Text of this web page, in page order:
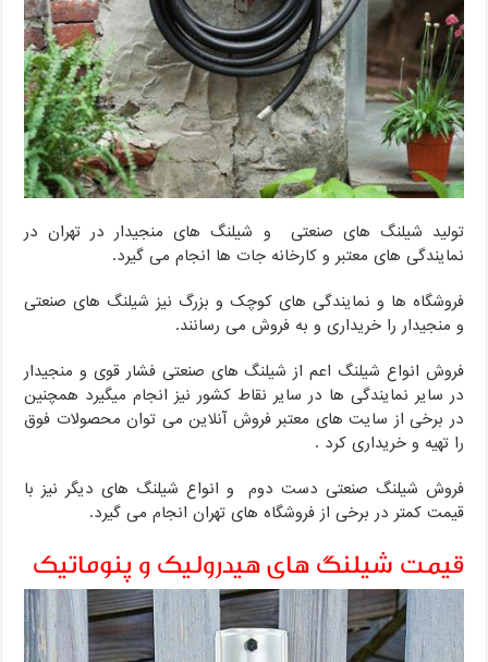
تولید شیلنگ های صنعتی و شیلنگ های منجیدار در تهران در
نمایندگی های معتبر و کارخانه جات ها انجام می گیرد.
فروشگاه ها و نمایندگی های کوچک و بزرگ نیز شیلنگ های صنعتی
و منجیدار را خریداری و به فروش می رسانند.
فروش انواع شیلنگ اعم از شیلنگ های صنعتی فشار قوی و منجیدار
در سایر نمایندگی ها در سایر نقاط کشور نیز انجام میگیرد همچنین
در برخی از سایت های معتبر فروش آنلاین می توان محصولات فوق
را تهیه و خریداری کرد .
فروش شیلنگ صنعتی دست دوم و انواع شیلنگ های دیگر نیز با
قیمت کمتر در برخی از فروشگاه های تهران انجام می گیرد.
قیمت شیلنگ های هیدرولیک و پنوماتیک